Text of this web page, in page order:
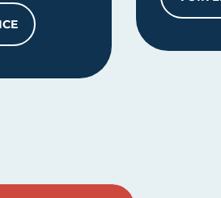
APPROCHE GLOBALE 360°